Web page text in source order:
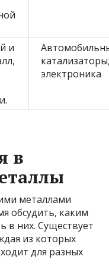
и
электроника
в
металлами
обсудить, каким
в них. Существует
из которых
для разных